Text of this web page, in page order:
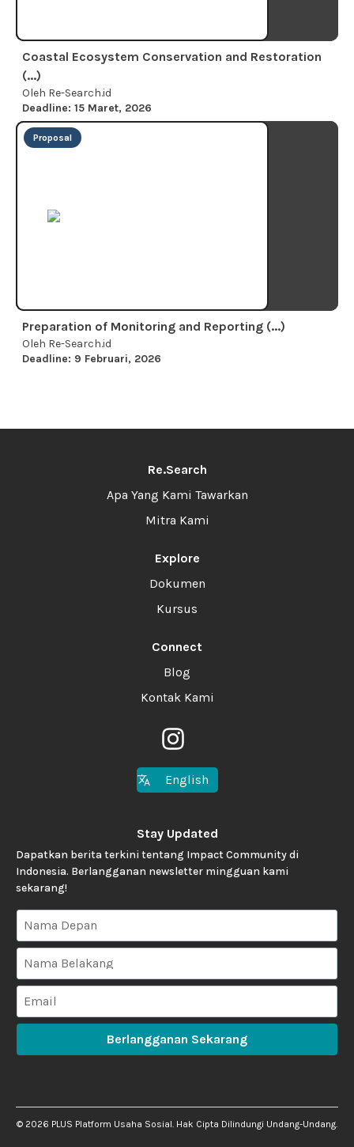
Coastal Ecosystem Conservation and Restoration
(...)
Oleh Re-Search.id
Deadline: 15 Maret, 2026
Proposal
Preparation of Monitoring and Reporting (...)
Oleh Re-Search.id
Deadline: 9 Februari, 2026
Re.Search
Apa Yang Kami Tawarkan
Mitra Kami
Explore
Dokumen
Kursus
Connect
Blog
Kontak Kami
English
Stay Updated
Dapatkan berita terkini tentang Impact Community di
Indonesia. Berlangganan newsletter mingguan kami
sekarang!
Berlangganan Sekarang
© 2026 PLUS Platform Usaha Sosial. Hak Cipta Dilindungi Undang-Undang.